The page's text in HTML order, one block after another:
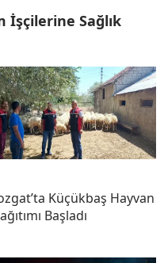
İşçilerine Sağlık
Küçükbaş Hayvan
Başladı